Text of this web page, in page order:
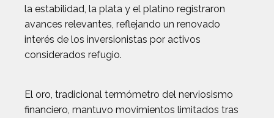
la estabilidad, la plata y el platino registraron
avances relevantes, reflejando un renovado
interés de los inversionistas por activos
considerados refugio.
El oro, tradicional termómetro del nerviosismo
financiero, mantuvo movimientos limitados tras